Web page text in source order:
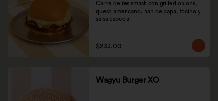
Carne de res smash con grilled onions,
queso americano, pan de papa, tocino y
salsa especial
$233.00
Wagyu Burger XO